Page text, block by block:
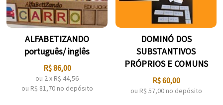
ALFABETIZANDO
português/ inglês
R$86,00
ou 2x R$ 44,56
ou R$ 81,70 no depósito
DOMINÓ DOS
SUBSTANTIVOS
PRÓPRIOS E COMUNS
R$60,00
ou R$ 57,00 no depósito